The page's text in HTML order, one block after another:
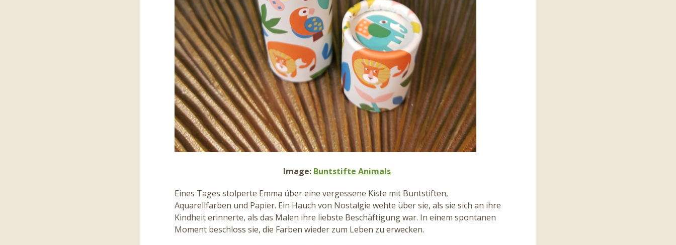
Image: Buntstifte Animals
Eines Tages stolperte Emma über eine vergessene Kiste mit Buntstiften,
Aquarellfarben und Papier. Ein Hauch von Nostalgie wehte über sie, als sie sich an ihre
Kindheit erinnerte, als das Malen ihre liebste Beschäftigung war. In einem spontanen
Moment beschloss sie, die Farben wieder zum Leben zu erwecken.